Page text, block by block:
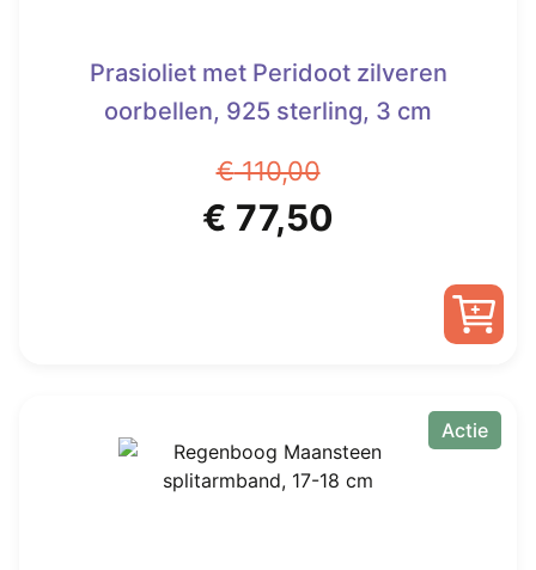
Prasioliet met Peridoot zilveren
oorbellen, 925 sterling, 3 cm
€110,00
Oorspronkelijke
€ 77,50
Actie